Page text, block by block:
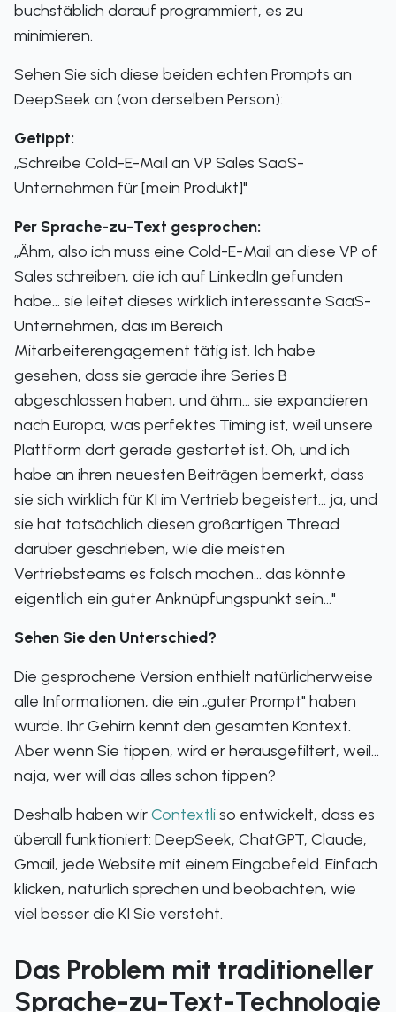
buchstäblich darauf programmiert, es zu
minimieren.
Sehen Sie sich diese beiden echten Prompts an
DeepSeek an (von derselben Person):
Getippt:
„Schreibe Cold-E-Mail an VP Sales SaaS-
Unternehmen für [mein Produkt]"
Per Sprache-zu-Text gesprochen:
„Ähm, also ich muss eine Cold-E-Mail an diese VP of
Sales schreiben, die ich auf LinkedIn gefunden
habe... sie leitet dieses wirklich interessante SaaS-
Unternehmen, das im Bereich
Mitarbeiterengagement tätig ist. Ich habe
gesehen, dass sie gerade ihre Series B
abgeschlossen haben, und ähm... sie expandieren
nach Europa, was perfektes Timing ist, weil unsere
Plattform dort gerade gestartet ist. Oh, und ich
habe an ihren neuesten Beiträgen bemerkt, dass
sie sich wirklich für KI im Vertrieb begeistert... ja, und
sie hat tatsächlich diesen großartigen Thread
darüber geschrieben, wie die meisten
Vertriebsteams es falsch machen... das könnte
eigentlich ein guter Anknüpfungspunkt sein..."
Sehen Sie den Unterschied?
Die gesprochene Version enthielt natürlicherweise
alle Informationen, die ein „guter Prompt" haben
würde. Ihr Gehirn kennt den gesamten Kontext.
Aber wenn Sie tippen, wird er herausgefiltert, weil...
naja, wer will das alles schon tippen?
Deshalb haben wirContextliso entwickelt, dass es
überall funktioniert: DeepSeek, ChatGPT, Claude,
Gmail, jede Website mit einem Eingabefeld. Einfach
klicken, natürlich sprechen und beobachten, wie
viel besser die KI Sie versteht.
Das Problem mit traditioneller
Sprache-zu-Text-Technologie